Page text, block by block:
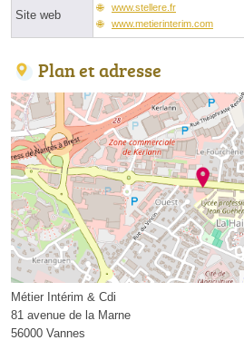
Site web
www.stellere.fr
www.metierinterim.com
Plan et adresse
Métier Intérim & Cdi
81 avenue de la Marne
56000 Vannes